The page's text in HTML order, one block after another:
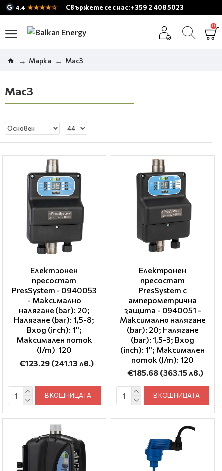
4.4 ★★★★☆ Свържете се с нас: +359 2 408 5023
0
Марка Mac3
Mac3
Електронен
пресостат
PresSystem - 0940053
- Максимално
налягане (bar): 20;
Налягане (bar): 1,5-8;
Вход (inch): 1";
Максимален поток
(l/m): 120
€123.29 (241.13 лв.)
В КОШНИЦАТА
Електронен
пресостат
PresSystem с
амперометрична
защита - 0940051 -
Максимално налягане
(bar): 20; Налягане
(bar): 1,5-8; Вход
(inch): 1"; Максимален
поток (l/m): 120
€185.68 (363.15 лв.)
В КОШНИЦАТА